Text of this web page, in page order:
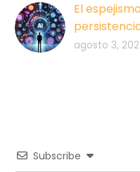
El
agosto 3,
Subscribe